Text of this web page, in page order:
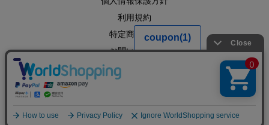
利用規約
特定商取引法
お問い合わせ
企業情報